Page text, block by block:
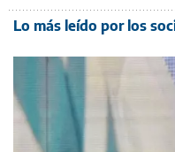
Lo más leído por los